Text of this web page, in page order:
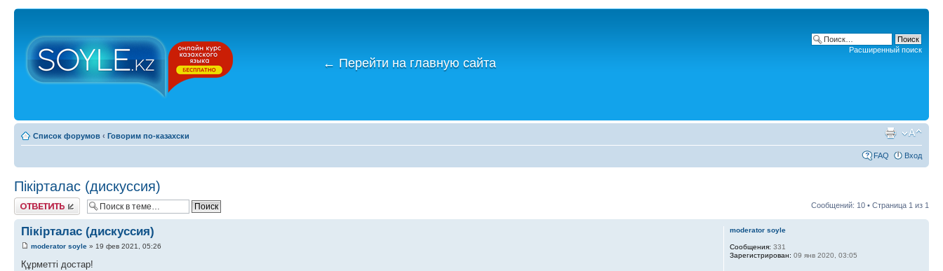
← Перейти на главную сайта
Расширенный поиск
Список форумов ‹ Говорим по-казахски
FAQ Вход
Пікірталас (дискуссия)
Ответить Сообщений: 10 • Страница 1 из 1
Пікірталас (дискуссия)
moderator soyle » 19 фев 2021, 05:26
Құрметті достар!
moderator soyle
Сообщения: 331
Зарегистрирован: 09 янв 2020, 03:05